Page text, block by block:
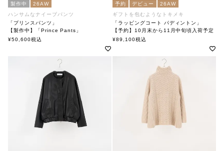
製作中
26AW
ハンサムなナイーブパンツ
「プリンスパンツ」
【製作中】「Prince Pants」
soutiencollar（ステンカラー）
¥50,600税込
予約 デビュー
26AW
ギフトを包むようなトキメキ
「ラッピングコート パディントン」
【予約】10月末から11月中旬頃入荷予定
「Wrapping Coat Paddington」
¥89,100税込